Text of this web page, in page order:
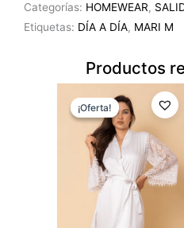
Categorías: HOMEWEAR,
Etiquetas: DÍA A DÍA, MARI M
Productos
¡Oferta!
¡Oferta!
precio
original
era:
$79.99.
El
precio
actual